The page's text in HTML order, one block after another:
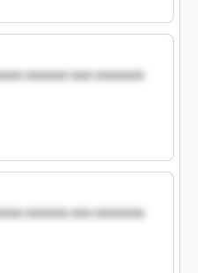
xxxxxx xxx xxxxxxx
xxxxxx xxx xxxxxxx